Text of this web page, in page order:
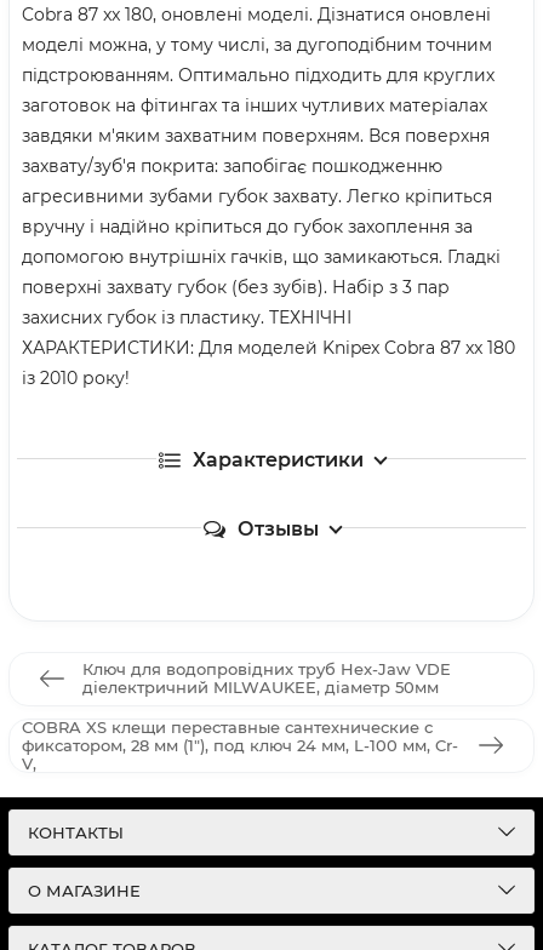
Cobra 87 xx 180, оновлені моделі. Дізнатися оновлені
моделі можна, у тому числі, за дугоподібним точним
підстроюванням. Оптимально підходить для круглих
заготовок на фітингах та інших чутливих матеріалах
завдяки м'яким захватним поверхням. Вся поверхня
захвату/зуб'я покрита: запобігає пошкодженню
агресивними зубами губок захвату. Легко кріпиться
вручну і надійно кріпиться до губок захоплення за
допомогою внутрішніх гачків, що замикаються. Гладкі
поверхні захвату губок (без зубів). Набір з 3 пар
захисних губок із пластику. ТЕХНІЧНІ
ХАРАКТЕРИСТИКИ: Для моделей Knipex Cobra 87 xx 180
із 2010 року!
Характеристики
Отзывы
Ключ для водопровідних труб Hex-Jaw VDE
діелектричний MILWAUKEE, діаметр 50мм
COBRA XS клещи переставные сантехнические с
фиксатором, 28 мм (1"), под ключ 24 мм, L-100 мм, Cr-
V,
КОНТАКТЫ
О МАГАЗИНЕ